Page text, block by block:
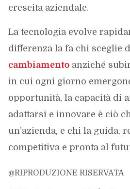
crescita aziendale.
La tecnologia evolve
differenza la fa chi sceglie
cambiamento anziché
in cui ogni giorno
opportunità, la capacità di
adattarsi e innovare è ciò
un’azienda, e chi la guida,
competitiva e pronta al
@RIPRODUZIONE RISERVATA